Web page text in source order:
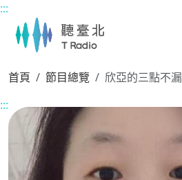
主要內容區塊
:::
首頁 節目總覽
欣亞的三點不漏
:::